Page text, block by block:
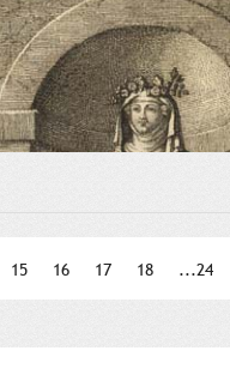
15 16 17 18 ...24